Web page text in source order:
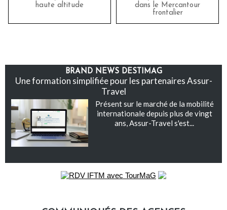
haute altitude
dans le Mercantour
frontalier
BRAND NEWS DESTIMAG
Une formation simplifiée pour les partenaires Assur-
Travel
Présent sur le marché de la mobilité
internationale depuis plus de vingt
ans, Assur-Travel s'est...